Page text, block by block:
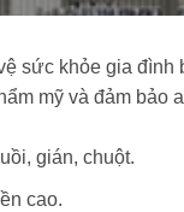
sức khỏe gia
mỹ và đảm bảo
gián, chuột.
cao.